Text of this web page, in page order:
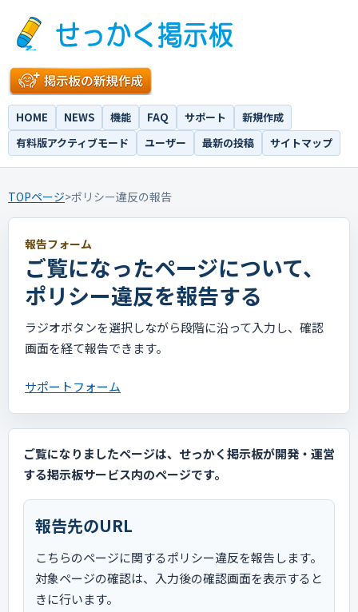
HOME NEWS 機能 FAQ サポート
新規作成
有料版アクティブモード
ユーザー 最新の投稿 サイトマップ
TOPページ>ポリシー違反の報告
報告フォーム
ご覧になったページについて、
ポリシー違反を報告する
ラジオボタンを選択しながら段階に沿って入力し、確認
画面を経て報告できます。
サポートフォーム
ご覧になりましたページは、せっかく掲示板が開発・運営
する掲示板サービス内のページです。
報告先のURL
こちらのページに関するポリシー違反を報告します。
対象ページの確認は、入力後の確認画面を表示すると
きに行います。